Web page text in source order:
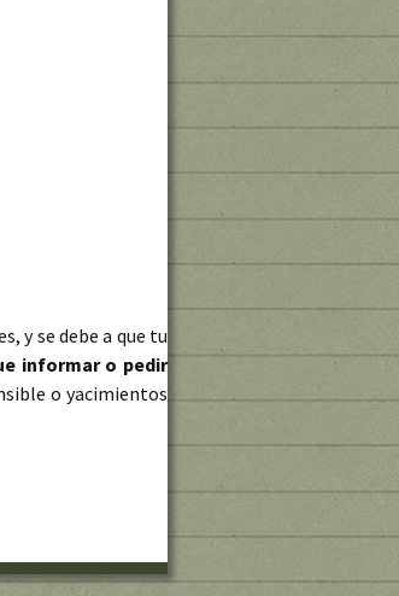
y se debe a que tu
informar o pedir
o yacimientos